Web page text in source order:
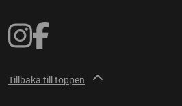
Tillbaka till toppen